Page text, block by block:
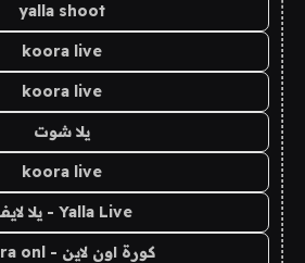
yalla shoot
koora live
koora live
يلا شوت
koora live
Yalla Live - يلا لايف
كورة اون لاين - koora onl